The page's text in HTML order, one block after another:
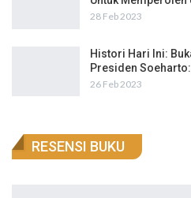
28 Feb 2023
Histori Hari Ini:
Presiden
26 Feb 2023
RESENSI BUKU